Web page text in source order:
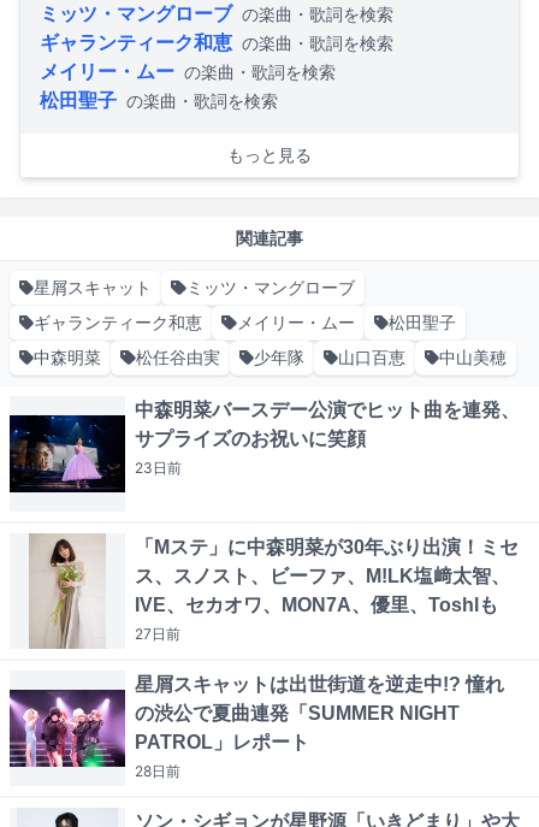
ミッツ・マングローブ の楽曲・歌詞を検索
ギャランティーク和恵 の楽曲・歌詞を検索
メイリー・ムー の楽曲・歌詞を検索
松田聖子 の楽曲・歌詞を検索
もっと見る
関連記事
星屑スキャット
ミッツ・マングローブ
ギャランティーク和恵
メイリー・ムー
松田聖子
中森明菜
松任谷由実 少年隊 山口百恵 中山美穂
中森明菜バースデー公演でヒット曲を連発、
サプライズのお祝いに笑顔
23日前
「Mステ」に中森明菜が30年ぶり出演！ミセ
ス、スノスト、ビーファ、M!LK塩﨑太智、
IVE、セカオワ、MON7A、優里、Toshlも
27日前
星屑スキャットは出世街道を逆走中!? 憧れ
の渋公で夏曲連発「SUMMER NIGHT
PATROL」レポート
28日前
ソン・シギョンが星野源「いきどまり」や大